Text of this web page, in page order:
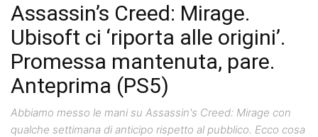
Assassin’s Creed: Mirage.
Ubisoft ci ‘riporta alle origini’.
Promessa mantenuta, pare.
Anteprima (PS5)
Abbiamo messo le mani su Assassin's Creed: Mirage con
qualche settimana di anticipo rispetto al pubblico. Ecco cosa